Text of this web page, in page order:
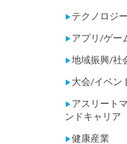
▶ テクノロジ
▶ アプリ/ゲー
▶地域振興/社
▶ 大会/イベン
▶ アスリート
ンドキャリア
▶健康産業